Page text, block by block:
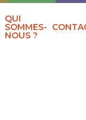
QUI
SOMMES-
NOUS ?